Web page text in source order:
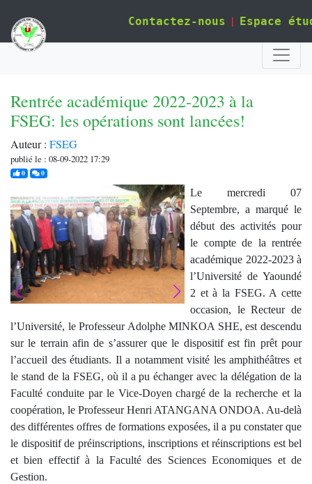
Contactez-nous | Espace
Rentrée académique 2022-2023 à la
FSEG: les opérations sont lancées!
Auteur : FSEG
publié le : 08-09-2022 17:29
0j'aime0commentaires
Le mercredi 07
Septembre, a marqué le
début des activités pour
le compte de la rentrée
académique 2022-2023 à
l’Université de Yaoundé
2 et à la FSEG. A cette
occasion, le Recteur de
l’Université, le Professeur Adolphe MINKOA SHE, est descendu
sur le terrain afin de s’assurer que le dispositif est fin prêt pour
l’accueil des étudiants. Il a notamment visité les amphithéâtres et
le stand de la FSEG, où il a pu échanger avec la délégation de la
Faculté conduite par le Vice-Doyen chargé de la recherche et la
coopération, le Professeur Henri ATANGANA ONDOA. Au-delà
des différentes offres de formations exposées, il a pu constater que
le dispositif de préinscriptions, inscriptions et réinscriptions est bel
et bien effectif à la Faculté des Sciences Economiques et de
Gestion.